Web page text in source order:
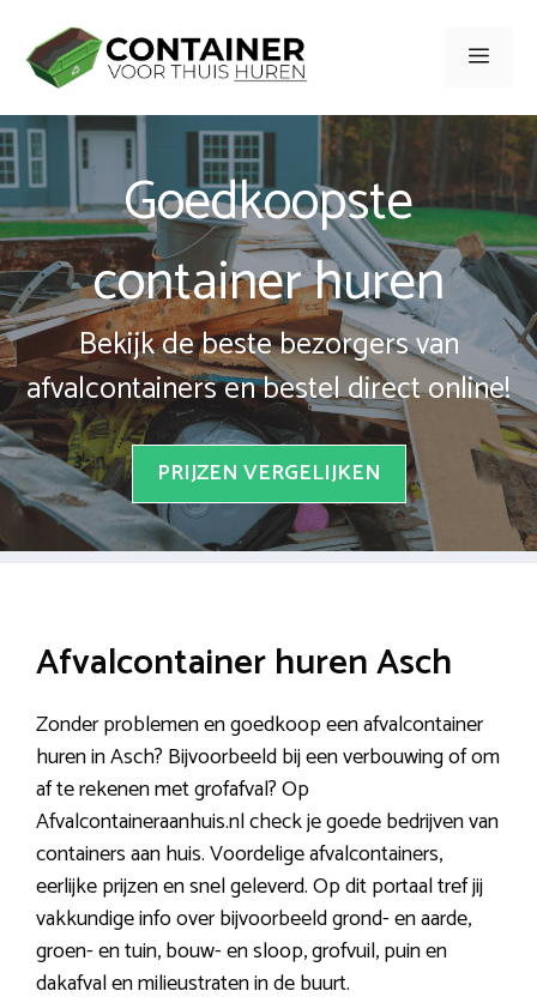
naar
inhoud
Menu
Goedkoopste
container huren
Bekijk de beste bezorgers van
afvalcontainers en bestel direct online!
PRIJZEN VERGELIJKEN
Afvalcontainer huren Asch
Zonder problemen en goedkoop een afvalcontainer
huren in Asch? Bijvoorbeeld bij een verbouwing of om
af te rekenen met grofafval? Op
Afvalcontaineraanhuis.nl check je goede bedrijven van
containers aan huis. Voordelige afvalcontainers,
eerlijke prijzen en snel geleverd. Op dit portaal tref jij
vakkundige info over bijvoorbeeld grond- en aarde,
groen- en tuin, bouw- en sloop, grofvuil, puin en
dakafval en milieustraten in de buurt.